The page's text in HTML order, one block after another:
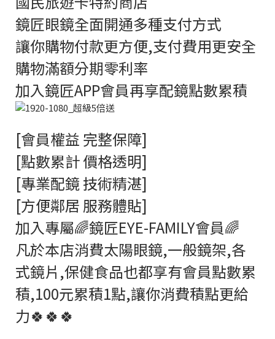
鏡匠眼鏡全面開通多種支付方式
讓你購物付款更方便,支付費用更安全
購物滿額分期零利率
加入鏡匠APP會員再享配鏡點數累積
[會員權益 完整保障]
[點數累計 價格透明]
[專業配鏡 技術精湛]
[方便鄰居 服務體貼]
加入專屬🌈鏡匠EYE-FAMILY會員🌈
凡於本店消費太陽眼鏡,一般鏡架,各
式鏡片,保健食品也都享有會員點數累
積,100元累積1點,讓你消費積點更給
力🍀🍀🍀